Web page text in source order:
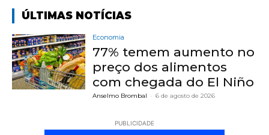
ÚLTIMAS NOTÍCIAS
Economia
77% temem aumento no
preço dos alimentos
com chegada do El Niño
Anselmo Brombal - 6 de agosto de 2026
PUBLICIDADE